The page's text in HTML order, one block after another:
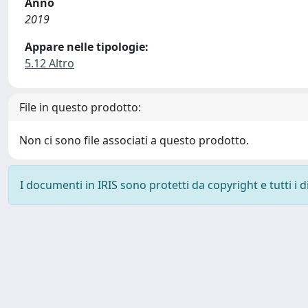
2019
Appare nelle tipologie:
5.12 Altro
File in questo prodotto:
Non ci sono file associati a questo prodotto.
I documenti in IRIS sono protetti da copyright e tutti i